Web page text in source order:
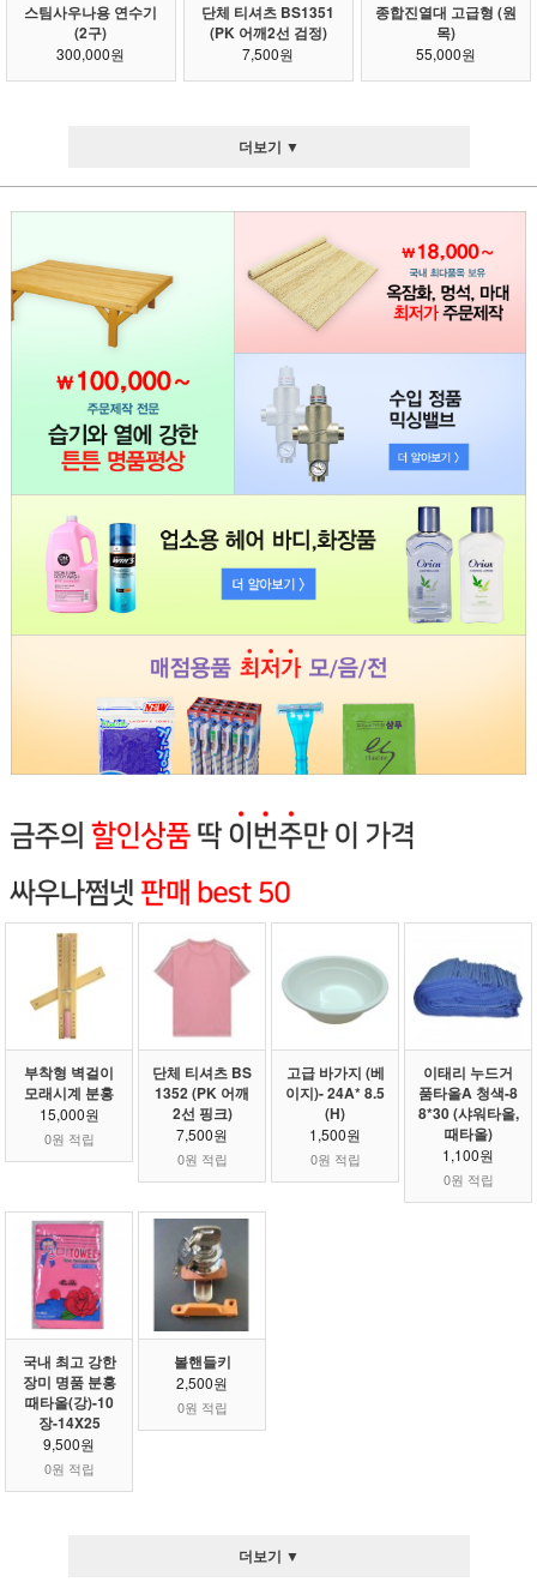
스팀사우나용 연수기
(2구)
300,000원
단체 티셔츠 BS1351
(PK 어깨2선 검정)
7,500원
종합진열대 고급형 (원
목)
55,000원
더보기 ▼
부착형 벽걸이
모래시계 분홍
15,000원
0원 적립
단체 티셔츠 BS
1352 (PK 어깨
2선 핑크)
7,500원
0원 적립
고급 바가지 (베
이지)- 24A* 8.5
(H)
1,500원
0원 적립
이태리 누드거
품타올A 청색-8
8*30 (샤워타올,
때타올)
1,100원
0원 적립
국내 최고 강한
장미 명품 분홍
때타올(강)-10
장-14X25
9,500원
0원 적립
볼핸들키
2,500원
0원 적립
더보기 ▼